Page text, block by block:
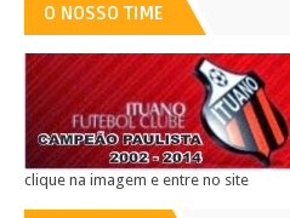
O NOSSO TIME
clique na imagem e entre no site